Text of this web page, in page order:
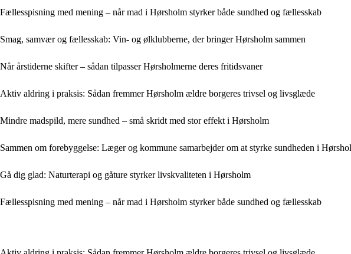
Fællesspisning med mening – når mad i Hørsholm styrker både sundhed og fællesskab
Smag, samvær og fællesskab: Vin- og ølklubberne, der bringer Hørsholm sammen
Når årstiderne skifter – sådan tilpasser Hørsholmerne deres fritidsvaner
Aktiv aldring i praksis: Sådan fremmer Hørsholm ældre borgeres trivsel og livsglæde
Mindre madspild, mere sundhed – små skridt med stor effekt i Hørsholm
Sammen om forebyggelse: Læger og kommune samarbejder om at styrke sundheden i
Gå dig glad: Naturterapi og gåture styrker livskvaliteten i Hørsholm
Fællesspisning med mening – når mad i Hørsholm styrker både sundhed og fællesskab